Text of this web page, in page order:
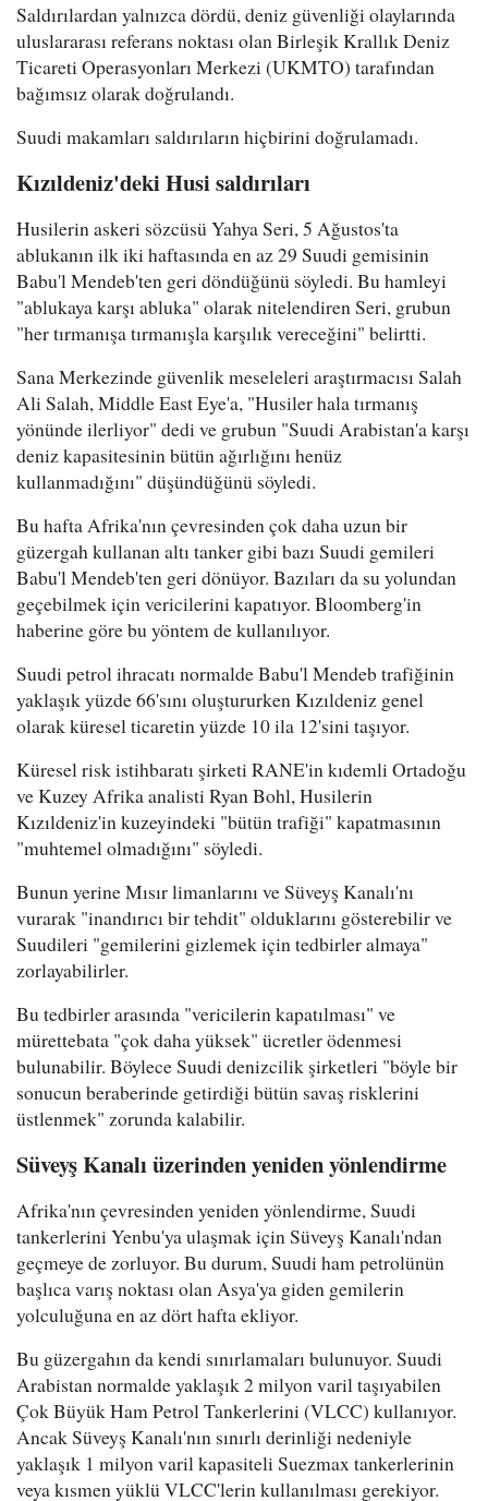
Saldırılardan yalnızca dördü, deniz güvenliği olaylarında
uluslararası referans noktası olan Birleşik Krallık Deniz
Ticareti Operasyonları Merkezi (UKMTO) tarafından
bağımsız olarak doğrulandı.
Suudi makamları saldırıların hiçbirini doğrulamadı.
Kızıldeniz'deki Husi saldırıları
Husilerin askeri sözcüsü Yahya Seri, 5 Ağustos'ta
ablukanın ilk iki haftasında en az 29 Suudi gemisinin
Babu'l Mendeb'ten geri döndüğünü söyledi. Bu hamleyi
"ablukaya karşı abluka" olarak nitelendiren Seri, grubun
"her tırmanışa tırmanışla karşılık vereceğini" belirtti.
Sana Merkezinde güvenlik meseleleri araştırmacısı Salah
Ali Salah, Middle East Eye'a, "Husiler hala tırmanış
yönünde ilerliyor" dedi ve grubun "Suudi Arabistan'a karşı
deniz kapasitesinin bütün ağırlığını henüz
kullanmadığını" düşündüğünü söyledi.
Bu hafta Afrika'nın çevresinden çok daha uzun bir
güzergah kullanan altı tanker gibi bazı Suudi gemileri
Babu'l Mendeb'ten geri dönüyor. Bazıları da su yolundan
geçebilmek için vericilerini kapatıyor. Bloomberg'in
haberine göre bu yöntem de kullanılıyor.
Suudi petrol ihracatı normalde Babu'l Mendeb trafiğinin
yaklaşık yüzde 66'sını oluştururken Kızıldeniz genel
olarak küresel ticaretin yüzde 10 ila 12'sini taşıyor.
Küresel risk istihbaratı şirketi RANE'in kıdemli Ortadoğu
ve Kuzey Afrika analisti Ryan Bohl, Husilerin
Kızıldeniz'in kuzeyindeki "bütün trafiği" kapatmasının
"muhtemel olmadığını" söyledi.
Bunun yerine Mısır limanlarını ve Süveyş Kanalı'nı
vurarak "inandırıcı bir tehdit" olduklarını gösterebilir ve
Suudileri "gemilerini gizlemek için tedbirler almaya"
zorlayabilirler.
Bu tedbirler arasında "vericilerin kapatılması" ve
mürettebata "çok daha yüksek" ücretler ödenmesi
bulunabilir. Böylece Suudi denizcilik şirketleri "böyle bir
sonucun beraberinde getirdiği bütün savaş risklerini
üstlenmek" zorunda kalabilir.
Süveyş Kanalı üzerinden yeniden yönlendirme
Afrika'nın çevresinden yeniden yönlendirme, Suudi
tankerlerini Yenbu'ya ulaşmak için Süveyş Kanalı'ndan
geçmeye de zorluyor. Bu durum, Suudi ham petrolünün
başlıca varış noktası olan Asya'ya giden gemilerin
yolculuğuna en az dört hafta ekliyor.
Bu güzergahın da kendi sınırlamaları bulunuyor. Suudi
Arabistan normalde yaklaşık 2 milyon varil taşıyabilen
Çok Büyük Ham Petrol Tankerlerini (VLCC) kullanıyor.
Ancak Süveyş Kanalı'nın sınırlı derinliği nedeniyle
yaklaşık 1 milyon varil kapasiteli Suezmax tankerlerinin
veya kısmen yüklü VLCC'lerin kullanılması gerekiyor.